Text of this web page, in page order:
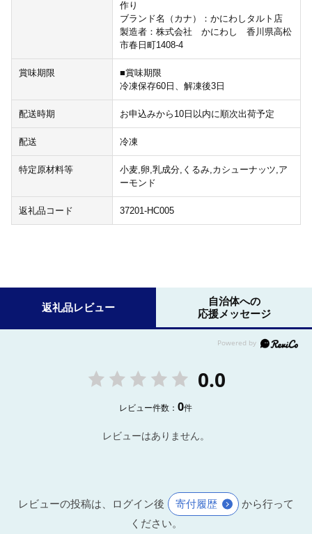
作り
ブランド名（カナ）：かにわしタルト店
製造者：株式会社 かにわし 香川県高松
市春日町1408-4
賞味期限
■賞味期限
冷凍保存60日、解凍後3日
配送時期 お申込みから10日以内に順次出荷予定
配送 冷凍
特定原材料等
小麦,卵,乳成分,くるみ,カシューナッツ,ア
ーモンド
返礼品コード 37201-HC005
返礼品レビュー
自治体への
応援メッセージ
0.0
レビュー件数：0件
レビューはありません。
レビューの投稿は、ログイン後 寄付履歴
から行って
ください。